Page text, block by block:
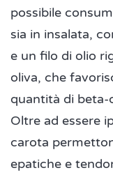
possibile
sia in insalata,
e un filo di olio
oliva, che
quantità di beta-
Oltre ad essere
carota
epatiche e